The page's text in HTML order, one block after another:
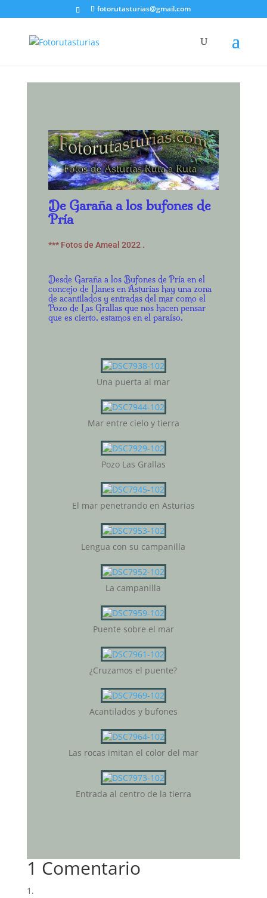
fotorutasturias@gmail.com
De Garaña a los bufones de
Pría
*** Fotos de Ameal 2022 .
Desde Garaña a los Bufones de Pría en el
concejo de Llanes en Asturias hay una zona
de acantilados y entradas del mar como el
Pozo de Las Grallas que nos hacen pensar
que es cierto, estamos en el paraíso.
Una puerta al mar
Mar entre cielo y tierra
Pozo Las Grallas
El mar penetrando en Asturias
Lengua con su campanilla
La campanilla
Puente sobre el mar
¿Cruzamos el puente?
Acantilados y bufones
Las rocas imitan el color del mar
Entrada al centro de la tierra
1 Comentario